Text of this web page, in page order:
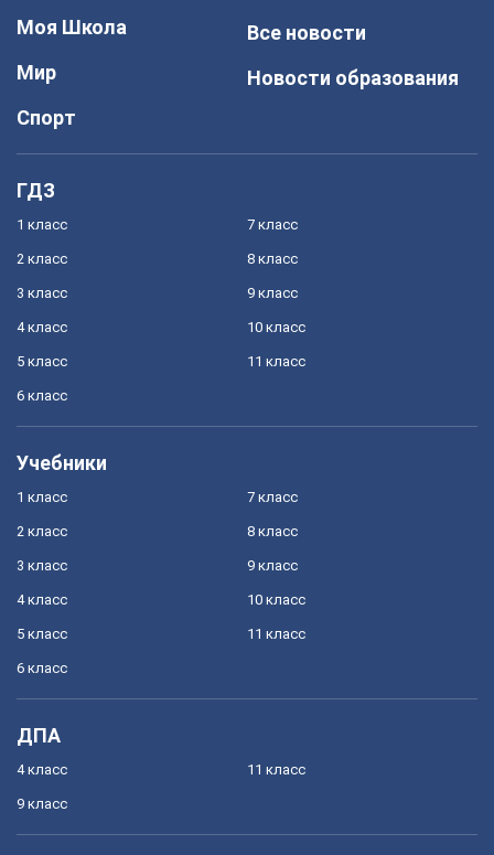
Моя Школа
Мир
Спорт
Все новости
Новости образования
ГДЗ
1 класс
2 класс
3 класс
4 класс
5 класс
6 класс
7 класс
8 класс
9 класс
10 класс
11 класс
Учебники
1 класс
2 класс
3 класс
4 класс
5 класс
6 класс
7 класс
8 класс
9 класс
10 класс
11 класс
ДПА
4 класс
9 класс
11 класс